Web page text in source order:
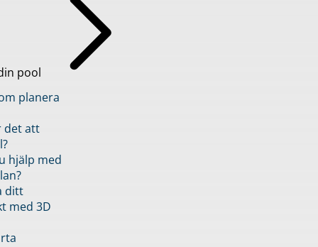
pool
planera
det att
hjälp med
ditt
med 3D